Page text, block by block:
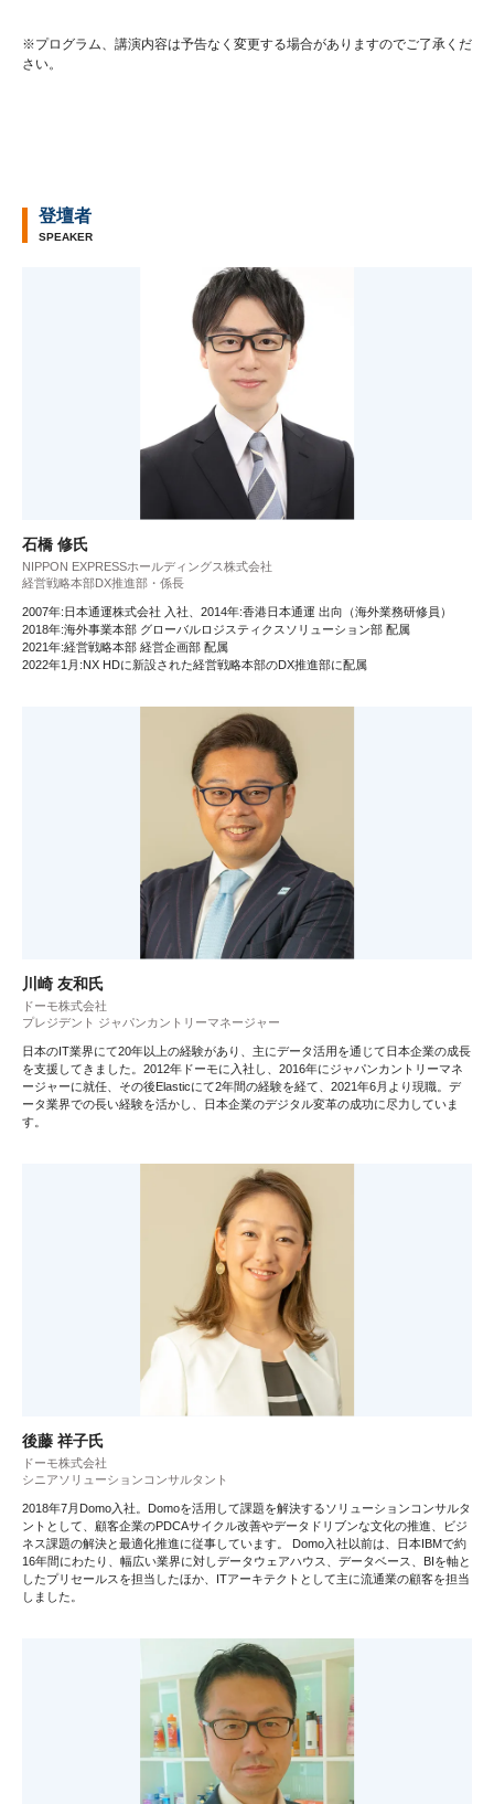
※プログラム、講演内容は予告なく変更する場合がありますのでご了承くだ
さい。
登壇者
SPEAKER
石橋 修氏
NIPPON EXPRESSホールディングス株式会社
経営戦略本部DX推進部・係長
2007年:日本通運株式会社 入社、2014年:香港日本通運 出向（海外業務研修員）
2018年:海外事業本部 グローバルロジスティクスソリューション部 配属
2021年:経営戦略本部 経営企画部 配属
2022年1月:NX HDに新設された経営戦略本部のDX推進部に配属
川崎 友和氏
ドーモ株式会社
プレジデント ジャパンカントリーマネージャー
日本のIT業界にて20年以上の経験があり、主にデータ活用を通じて日本企業の成長
を支援してきました。2012年ドーモに入社し、2016年にジャパンカントリーマネ
ージャーに就任、その後Elasticにて2年間の経験を経て、2021年6月より現職。デ
ータ業界での長い経験を活かし、日本企業のデジタル変革の成功に尽力していま
す。
後藤 祥子氏
ドーモ株式会社
シニアソリューションコンサルタント
2018年7月Domo入社。Domoを活用して課題を解決するソリューションコンサルタ
ントとして、顧客企業のPDCAサイクル改善やデータドリブンな文化の推進、ビジ
ネス課題の解決と最適化推進に従事しています。 Domo入社以前は、日本IBMで約
16年間にわたり、幅広い業界に対しデータウェアハウス、データベース、BIを軸と
したプリセールスを担当したほか、ITアーキテクトとして主に流通業の顧客を担当
しました。